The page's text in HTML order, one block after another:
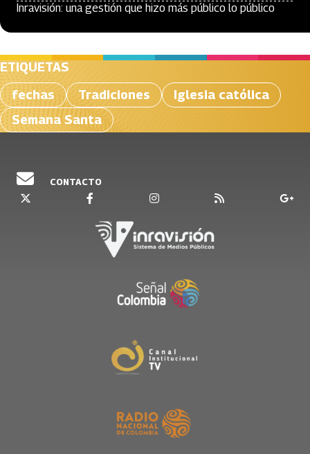
Inravisión: una gestión que hizo más público lo público
ETIQUETAS
fechas
Tradiciones
Iglesia católica
Semana Santa
CONTACTO